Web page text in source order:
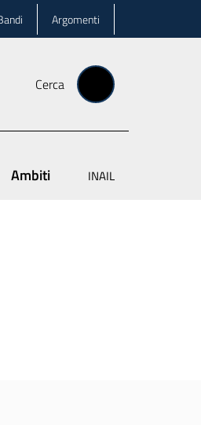
Argomenti
Cerca
Ambiti INAIL